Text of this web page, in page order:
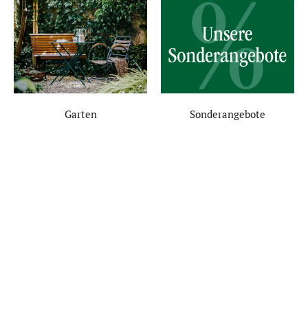
Garten Sonderangebote